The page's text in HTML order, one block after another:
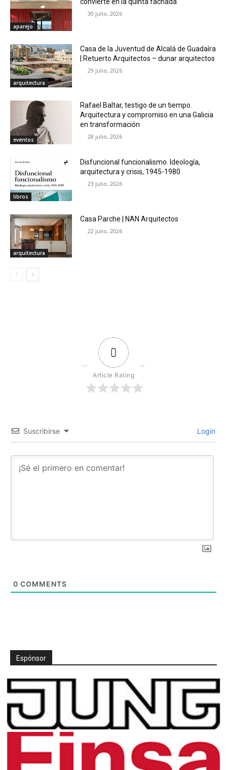
aparejo
30 julio, 2026
arquitectura
Casa de la Juventud de Alcalá de Guadaíra
| Retuerto Arquitectos – dunar arquitectos
29 julio, 2026
eventos
Rafael Baltar, testigo de un tiempo.
Arquitectura y compromiso en una Galicia
en transformación
28 julio, 2026
libros
Disfuncional funcionalismo. Ideología,
arquitectura y crisis, 1945-1980
23 julio, 2026
arquitectura
Casa Parche | NAN Arquitectos
22 julio, 2026
0
Article Rating
Suscribirse Login
0 COMMENTS
Espónsor